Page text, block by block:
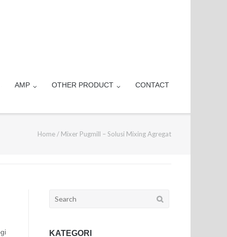
AMP OTHER PRODUCT CONTACT
Home / Mixer Pugmill – Solusi Mixing Agregat
Search
KATEGORI